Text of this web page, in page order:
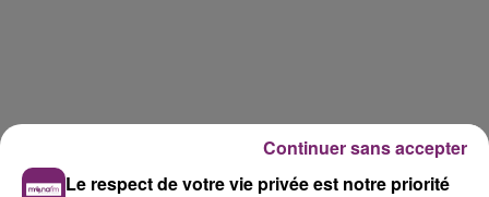
Le respect de votre vie privée est notre priorité
Continuer sans accepter